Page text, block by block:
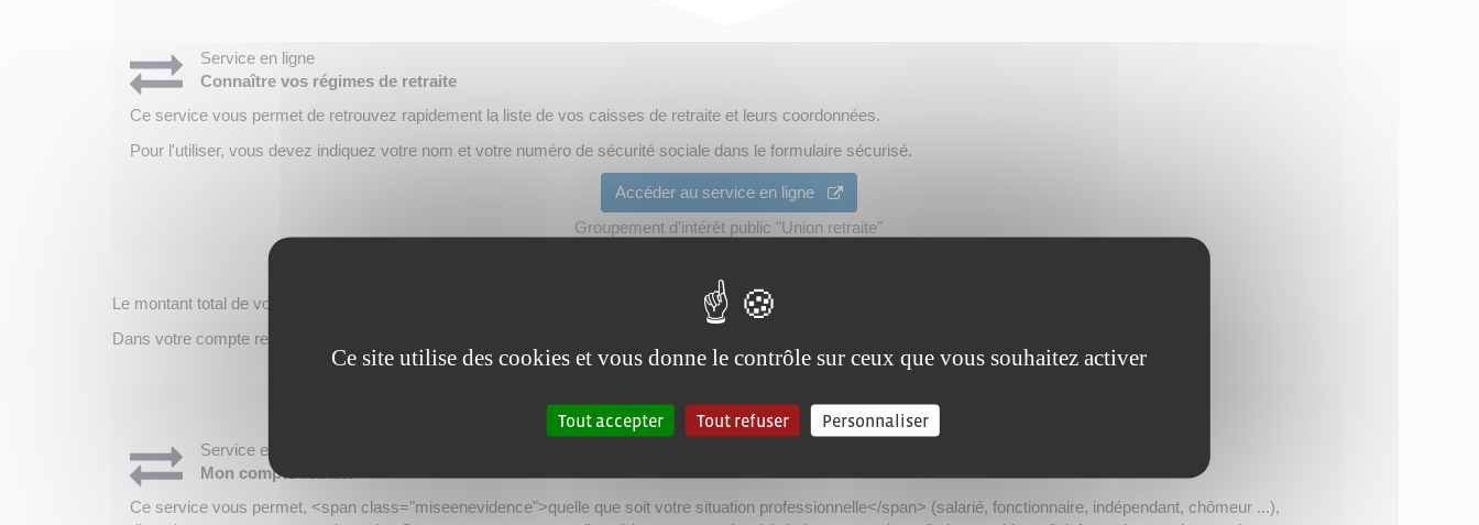
Service en ligne
Connaître vos régimes de retraite
Ce service vous permet de retrouvez rapidement la liste de vos caisses de retraite et leurs coordonnées.
Pour l'utiliser, vous devez indiquez votre nom et votre numéro de sécurité sociale dans le formulaire sécurisé.
Accéder au service en ligne
Groupement d'intérêt public "Union retraite"
Le montant total de votre retraite est déterminé en additionnant le montant de vos différentes pensions.
Dans votre compte retraite sur le site info-retraite, vous pouvez effectuer une estimation du montant de vos retraites :
Service en ligne
Mon compte retraite
Ce service vous permet, <span class="miseenevidence">quelle que soit votre situation professionnelle</span> (salarié, fonctionnaire, indépendant, chômeur ...),
Ce site utilise des cookies et vous donne le contrôle sur ceux que vous souhaitez activer
Tout accepter Tout refuser Personnaliser